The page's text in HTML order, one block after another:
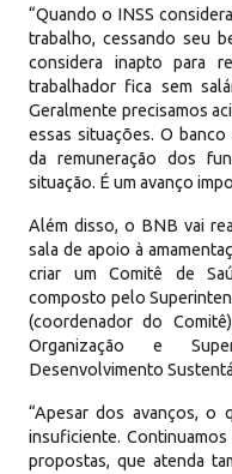
“Quando o INSS
trabalho, cessando seu
considera inapto para
trabalhador fica sem
Geralmente precisamos
essas situações. O
da remuneração dos
situação. É um avanço
Além disso, o BNB vai
sala de apoio à
criar um Comitê de
composto pelo
(coordenador do
Organização e
Desenvolvimento
“Apesar dos avanços, o
insuficiente.
propostas, que atenda